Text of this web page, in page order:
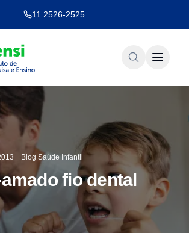
11 2526-2525
Blog Saúde Infantil
fio dental